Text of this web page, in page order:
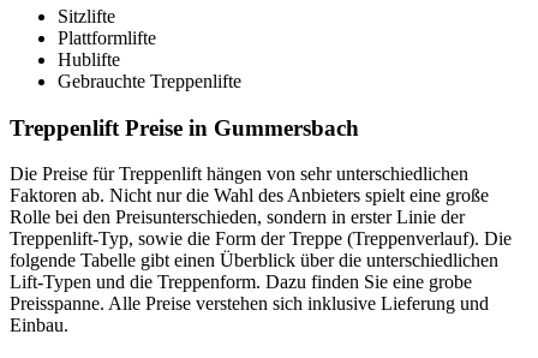
Sitzlifte
Plattformlifte
Hublifte
Gebrauchte Treppenlifte
Treppenlift Preise in Gummersbach
Die Preise für Treppenlift hängen von sehr unterschiedlichen
Faktoren ab. Nicht nur die Wahl des Anbieters spielt eine große
Rolle bei den Preisunterschieden, sondern in erster Linie der
Treppenlift-Typ, sowie die Form der Treppe (Treppenverlauf). Die
folgende Tabelle gibt einen Überblick über die unterschiedlichen
Lift-Typen und die Treppenform. Dazu finden Sie eine grobe
Preisspanne. Alle Preise verstehen sich inklusive Lieferung und
Einbau.